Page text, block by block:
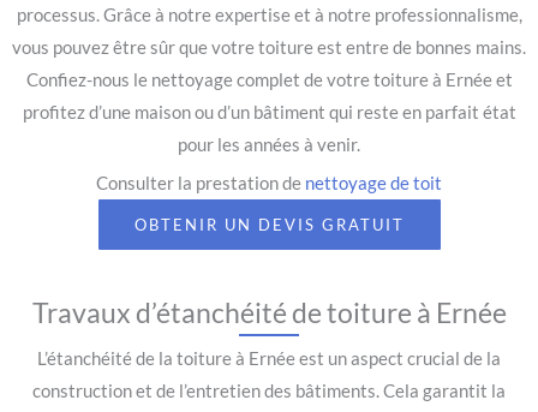
processus. Grâce à notre expertise et à notre professionnalisme,
vous pouvez être sûr que votre toiture est entre de bonnes mains.
Confiez-nous le nettoyage complet de votre toiture à Ernée et
profitez d’une maison ou d’un bâtiment qui reste en parfait état
pour les années à venir.
Consulter la prestation de nettoyage de toit
OBTENIR UN DEVIS GRATUIT
Travaux d’étanchéité de toiture à Ernée
L’étanchéité de la toiture à Ernée est un aspect crucial de la
construction et de l’entretien des bâtiments. Cela garantit la